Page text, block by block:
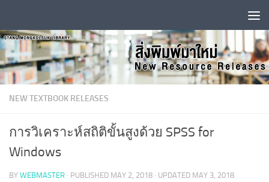
NEW TEXTBOOK RELEASES
การวิเคราะห์สถิติขั้นสูงด้วย SPSS for
Windows
BY WEBMASTER · PUBLISHED MAY 2, 2018 · UPDATED MAY 3, 2018